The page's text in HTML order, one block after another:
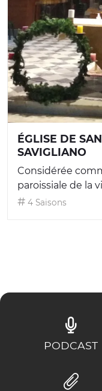
ÉGLISE DE
SAVIGLIANO
Considérée
paroissiale de la
4 Saisons
PODCAST